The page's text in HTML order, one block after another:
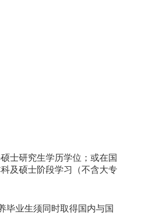
士研究生学历学位；或在国
及硕士阶段学习（不含大专
业生须同时取得国内与国